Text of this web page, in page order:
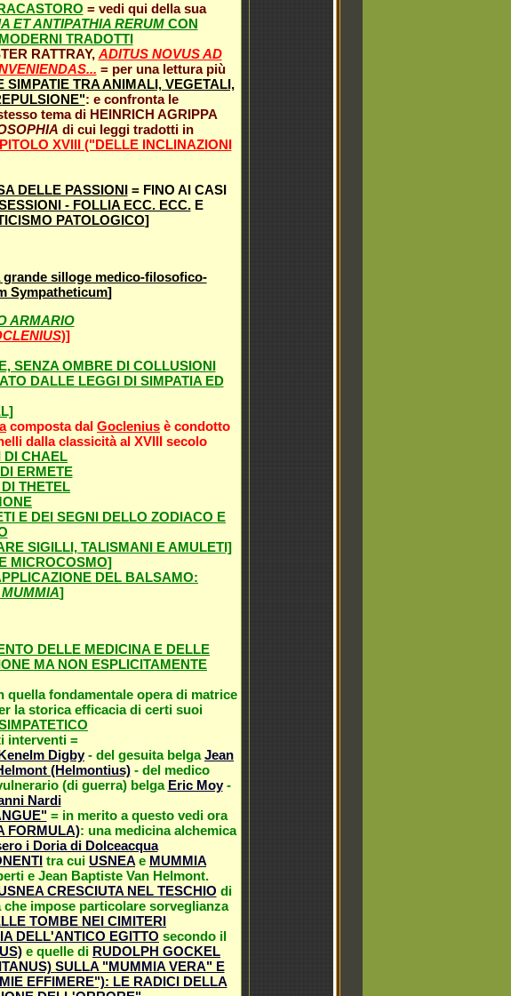
= vedi qui della sua
ET ANTIPATHIA RERUMCON
TRADOTTI
RATTRAY, ADITUS NOVUS AD
= per una lettura più
SIMPATIE TRA ANIMALI, VEGETALI,
: e confronta le
tema di HEINRICH AGRIPPA
di cui leggi tradotti in
XVIII ("DELLE INCLINAZIONI
DELLE PASSIONI= FINO AI CASI
- FOLLIA ECC. ECC.E
PATOLOGICO]
silloge medico-filosofico-
Sympatheticum]
ARMARIO
)]
SENZA OMBRE DI COLLUSIONI
DALLE LEGGI DI SIMPATIA ED
composta dal Goclenius è condotto
dalla classicità al XVIII secolo
DI CHAEL
ERMETE
THETEL
E DEI SEGNI DELLO ZODIACO E
SIGILLI, TALISMANI E AMULETI]
MICROCOSMO]
DEL BALSAMO:
MUMMIA]
DELLE MEDICINA E DELLE
MA NON ESPLICITAMENTE
fondamentale opera di matrice
la storica efficacia di certi suoi
interventi =
Digby- del gesuita belgaJean
(Helmontius)- del medico
(di guerra) belga Eric Moy-
Nardi
= in merito a questo vedi ora
FORMULA): una medicina alchemica
i Doria di Dolceacqua
tra cui USNEA e MUMMIA
e Jean Baptiste Van Helmont.
CRESCIUTA NEL TESCHIO di
impose particolare sorveglianza
TOMBE NEI CIMITERI
DELL'ANTICO EGITTO secondo il
e quelle di RUDOLPH GOCKEL
SULLA "MUMMIA VERA" E
EFFIMERE"): LE RADICI DELLA